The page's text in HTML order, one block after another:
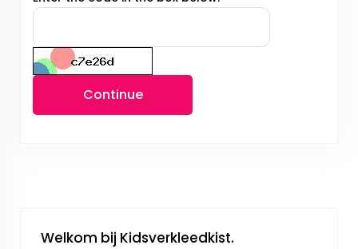
Continue
Welkom bij Kidsverkleedkist.